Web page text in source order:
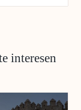
interesen